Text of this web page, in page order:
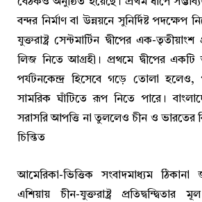
বৈঠকও অনুষ্ঠিত হয়েছে। প্রথম ধাপে
বন্দর নির্মাণ বা উন্নয়নে সুনির্দিষ্ট পদক্ষেপ
যুক্তরাষ্ট্র সেন্টমার্টিন দ্বীপের এক-
লিজ নিতে আগ্রহী। প্রথমে দ্বীপের একটি
পর্যটনকেন্দ্র হিসেবে গড়ে তোলা হলেও,
সামরিক ঘাঁটিতে রূপ নিতে পারে।
সরাসরি আপত্তি না তুললেও চীন ও ভারতের
চিন্তিত
আমেরিকা-ভিত্তিক সংবাদমাধ্যম ঠিকানা
এশিয়ায় চীন-যুক্তরাষ্ট্র